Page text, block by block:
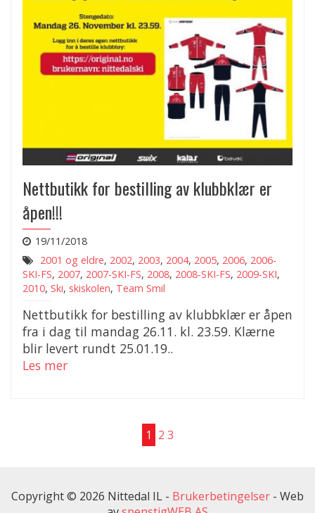
Nettbutikk for bestilling av klubbklær er
åpen!!!
19/11/2018
2001 og eldre, 2002, 2003, 2004, 2005, 2006, 2006-
SKI-FS, 2007, 2007-SKI-FS, 2008, 2008-SKI-FS, 2009-SKI,
2010, Ski, skiskolen, Team Smil
Nettbutikk for bestilling av klubbklær er åpen
fra i dag til mandag 26.11. kl. 23.59. Klærne
blir levert rundt 25.01.19..
Les mer
1 2 3
Copyright © 2026 Nittedal IL - Brukerbetingelser - Web